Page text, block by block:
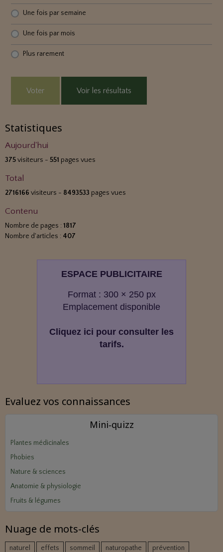
Une fois par semaine
Une fois par mois
Plus rarement
Voter Voir les résultats
Statistiques
Aujourd'hui
375visiteurs - 551 pages vues
Total
2716166 visiteurs - 8493533 pages vues
Contenu
Nombre de pages : 1817
Nombre d'articles : 407
ESPACE PUBLICITAIRE
Format : 300 × 250 px
Emplacement disponible
Cliquez ici pour consulter les
tarifs.
Evaluez vos connaissances
Mini‑quizz
Plantes médicinales
Phobies
Nature & sciences
Anatomie & physiologie
Fruits & légumes
Nuage de mots-clés
naturel effets sommeil naturopathe prévention